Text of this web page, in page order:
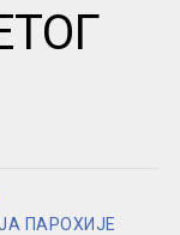
ПАРОХИЈЕ